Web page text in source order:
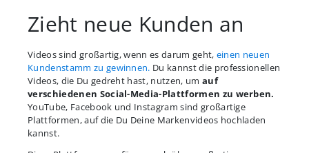
Zieht neue Kunden an
Videos sind großartig, wenn es darum geht, einen neuen
Kundenstamm zu gewinnen. Du kannst die professionellen
Videos, die Du gedreht hast, nutzen, um auf
verschiedenen Social-Media-Plattformen zu werben.
YouTube, Facebook und Instagram sind großartige
Plattformen, auf die Du Deine Markenvideos hochladen
kannst.